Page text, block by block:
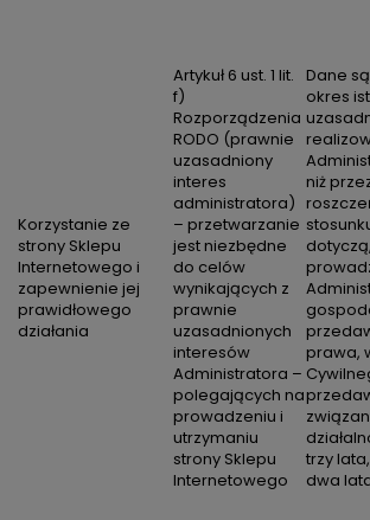
Korzystanie ze
strony Sklepu
Internetowego i
zapewnienie jej
prawidłowego
działania
Artykuł 6 ust. 1 lit.
f)
Rozporządzenia
RODO (prawnie
uzasadniony
interes
administratora)
– przetwarzanie
jest niezbędne
do celów
wynikających z
prawnie
uzasadnionych
interesów
Administratora –
polegających na
prowadzeniu i
utrzymaniu
strony Sklepu
Internetowego
Dane
okres
niż
prawa,
trzy
dwa